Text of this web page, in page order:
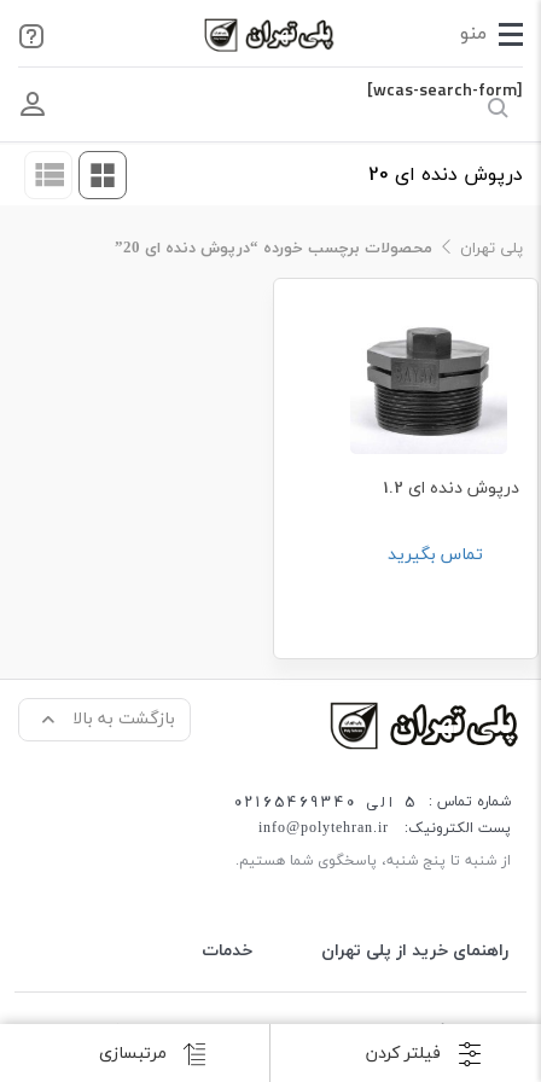
[wcas-search-form]
مرتبسازی فیلتر کردن
درپوش دنده ای 20
پلی تهران محصولات برچسب خورده “درپوش دنده ای 20”
درپوش دنده ای 1.2
تماس بگیرید
بازگشت به بالا
شماره تماس : 5 الی 02165469340
پست الکترونیک: info@polytehran.ir
از شنبه تا پنج شنبه، پاسخگوی شما هستیم.
راهنمای خرید از پلی تهران خدمات
کلیه حقوق این وب سایت متعلق به پلی تهران می باشد.